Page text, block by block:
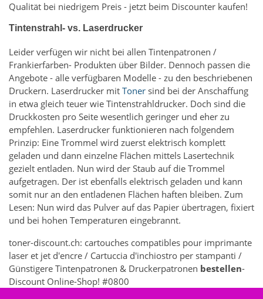
Qualität bei niedrigem Preis - jetzt beim Discounter kaufen!
Tintenstrahl- vs. Laserdrucker
Leider verfügen wir nicht bei allen Tintenpatronen /
Frankierfarben- Produkten über Bilder. Dennoch passen die
Angebote - alle verfügbaren Modelle - zu den beschriebenen
Druckern. Laserdrucker mit Toner sind bei der Anschaffung
in etwa gleich teuer wie Tintenstrahldrucker. Doch sind die
Druckkosten pro Seite wesentlich geringer und eher zu
empfehlen. Laserdrucker funktionieren nach folgendem
Prinzip: Eine Trommel wird zuerst elektrisch komplett
geladen und dann einzelne Flächen mittels Lasertechnik
gezielt entladen. Nun wird der Staub auf die Trommel
aufgetragen. Der ist ebenfalls elektrisch geladen und kann
somit nur an den entladenen Flächen haften bleiben. Zum
Lesen: Nun wird das Pulver auf das Papier übertragen, fixiert
und bei hohen Temperaturen eingebrannt.
toner-discount.ch: cartouches compatibles pour imprimante
laser et jet d'encre / Cartuccia d'inchiostro per stampanti /
Günstigere Tintenpatronen & Druckerpatronen bestellen-
Discount Online-Shop! #0800